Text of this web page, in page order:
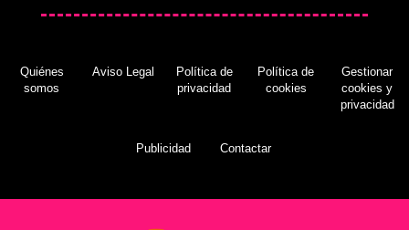
Quiénes
somos
Aviso Legal
Política de
privacidad
Política de
cookies
Gestionar
cookies y
privacidad
Publicidad Contactar